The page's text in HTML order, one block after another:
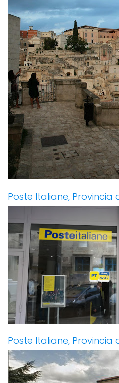
Poste Italiane, Provincia
Poste Italiane, Provincia